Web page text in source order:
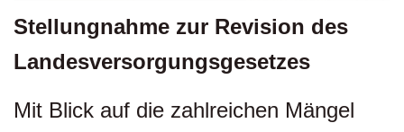
Stellungnahme zur Revision des
Landesversorgungsgesetzes
Mit Blick auf die zahlreichen Mängel